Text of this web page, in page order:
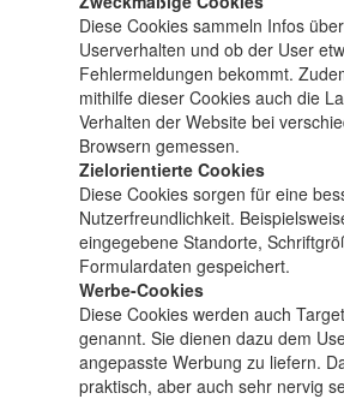
Diese Cookies sammeln Infos
Userverhalten und ob der User
Fehlermeldungen bekommt.
mithilfe dieser Cookies auch die
Verhalten der Website bei
Browsern gemessen.
Zielorientierte Cookies
Diese Cookies sorgen für eine
Nutzerfreundlichkeit.
eingegebene Standorte,
Formulardaten gespeichert.
Werbe-Cookies
Diese Cookies werden auch
genannt. Sie dienen dazu dem
angepasste Werbung zu liefern.
praktisch, aber auch sehr nervig